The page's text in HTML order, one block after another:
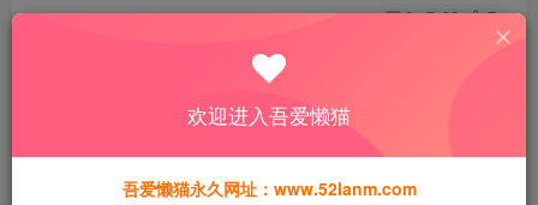
0 92 7
此内容为付费资源，请付费后查看
猫粮30
欢迎进入吾爱懒猫
吾爱懒猫永久网址：www.52lanm.com